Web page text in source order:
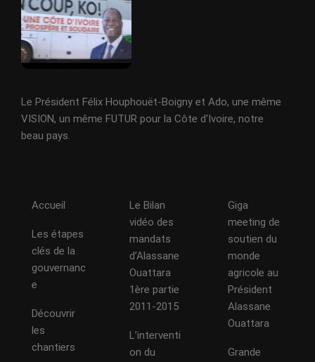
Le Président Félix Houphouët-Boigny et Ado, une même
VISION, un même FUTUR pour la Côte d'Ivoire, notre
beau pays.
Accueil
Les étapes
clés de la
gouvernanc
e
Découvrir
les
chantiers
Le Bilan
vidéo des
mandats
d’Alassane
Ouattara
1ère partie
2011-2015
L’interventi
on du
Giga
meeting de
soutien du
monde
agricole au
Président
Alassane
Ouattara
Grande